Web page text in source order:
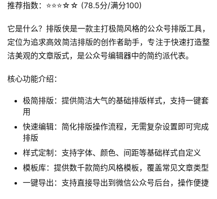
推荐指数：⭐️⭐️⭐️☆☆ (78.5分/满分100)
它是什么？排版侠是一款主打极简风格的公众号排版工具，
定位为追求高效简洁排版的创作者助手，专注于快速打造整
洁美观的文章版式，是公众号编辑器中的简约派代表。
核心功能介绍：
极简排版：提供简洁大气的基础排版样式，支持一键套
用
快速编辑：简化排版操作流程，无需复杂设置即可完成
排版
样式定制：支持字体、颜色、间距等基础样式自定义
模板库：提供数千款简约风格模板，覆盖常见文章类型
一键导出：支持直接导出到微信公众号后台，操作便捷